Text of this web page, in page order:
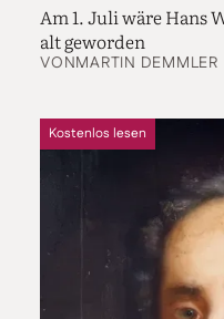
Am 1. Juli wäre Hans
alt geworden
VONMARTIN DEMMLER
Kostenlos lesen